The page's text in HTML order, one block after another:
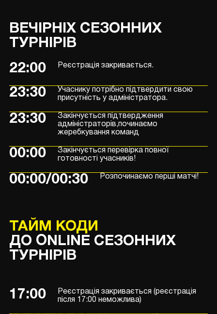
ВЕЧІРНІХ СЕЗОННИХ
ТУРНІРІВ
22:00
Реєстрація закривається.
23:30
Учаснику потрібно підтвердити свою
присутність у адміністратора.
23:30
Закінчується підтвердження
адміністраторів,починаємо
жеребкування команд
00:00
Закінчується перевірка повної
готовності учасників!
00:00/00:30 Розпочинаємо перші матчі!
ТАЙМ КОДИ
ДО ONLINE СЕЗОННИХ
ТУРНІРІВ
17:00
Реєстрація закривається (реєстрація
після 17:00 неможлива)